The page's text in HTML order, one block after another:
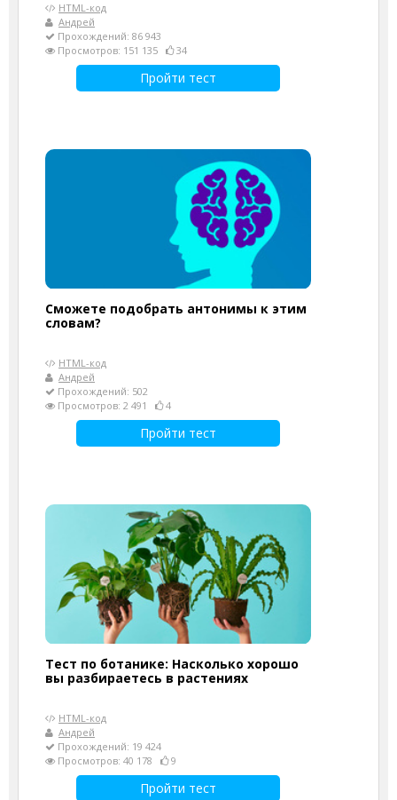
HTML-код
Андрей
Прохождений: 86 943
Просмотров: 151 135
34
Пройти тест
Сможете подобрать антонимы к этим
словам?
HTML-код
Андрей
Прохождений: 502
Просмотров: 2 491
4
Пройти тест
Тест по ботанике: Насколько хорошо
вы разбираетесь в растениях
HTML-код
Андрей
Прохождений: 19 424
Просмотров: 40 178
9
Пройти тест